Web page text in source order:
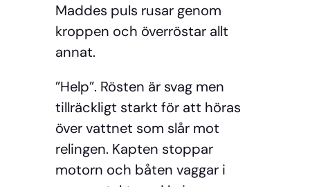
Maddes puls rusar genom
kroppen och överröstar allt
annat.
”Help”. Rösten är svag men
tillräckligt starkt för att höras
över vattnet som slår mot
relingen. Kapten stoppar
motorn och båten vaggar i